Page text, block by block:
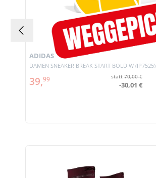
DAMEN SNEAKER BREAK START BOLD W (JP7525)
ADIDAS
39,99 statt70,00 €
-30,01 €